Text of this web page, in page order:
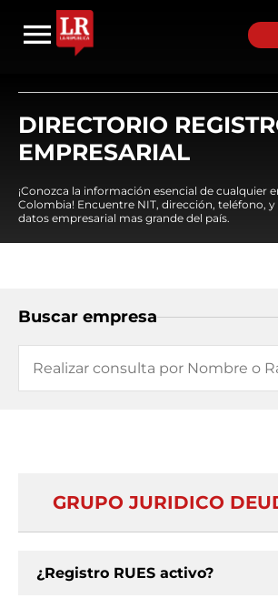
DIRECTORIO
EMPRESARIAL
¡Conozca la información esencial de cualquier
Colombia! Encuentre NIT, dirección, teléfono, y
datos empresarial mas grande del país.
Buscar empresa
GRUPO JURIDICO
¿Registro RUES activo?